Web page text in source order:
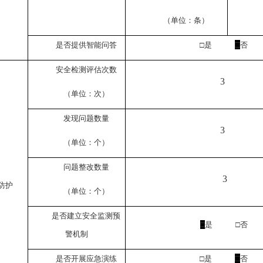
（单位：条）
是否提供智能问答 □是□否
护
安全检测评估次数
（单位：次）
3
发现问题数量
（单位：个）
3
问题整改数量
（单位：个）
3
是否建立安全监测预
警机制
□是 □否
是否开展应急演练 □是□否